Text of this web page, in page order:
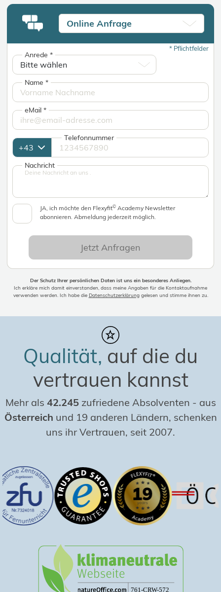
Online Anfrage
*Pflichtfelder
Anrede*
Name*
eMail*
Telefonnummer
Nachricht
JA, ich möchte den Flexyfit© Academy Newsletter
abonnieren. Abmeldung jederzeit möglich.
Jetzt Anfragen
Der Schutz Ihrer persönlichen Daten ist uns ein besonderes Anliegen.
Ich erkläre mich damit einverstanden, dass meine Angaben für die Kontaktaufnahme
verwenden werden. Ich habe die Datenschutzerklärunggelesen und stimme ihnen zu.
Qualität, auf die du
vertrauen kannst
Mehr als 42.245 zufriedene Absolventen - aus
Österreich und 19 anderen Ländern, schenken
uns ihr Vertrauen, seit 2007.